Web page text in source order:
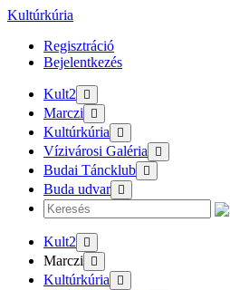
Tovább
tartalomra
Kultúrkúria
Regisztráció
Bejelentkezés
Kult2
Marczi
Kultúrkúria
Vízivárosi Galéria
Budai Táncklub
Buda udvar
Kult2
Marczi
Kultúrkúria